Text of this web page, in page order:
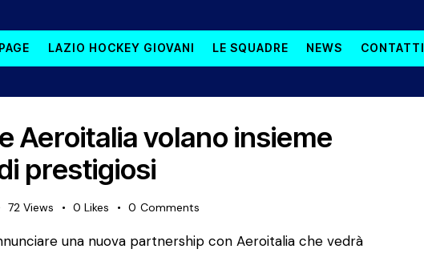
LAZIO HOCKEY GIOVANI LE SQUADRE NEWS CONTATTI
Aeroitalia volano insieme
prestigiosi
72 Views 0 Likes 0 Comments
una nuova partnership con Aeroitalia che vedrà